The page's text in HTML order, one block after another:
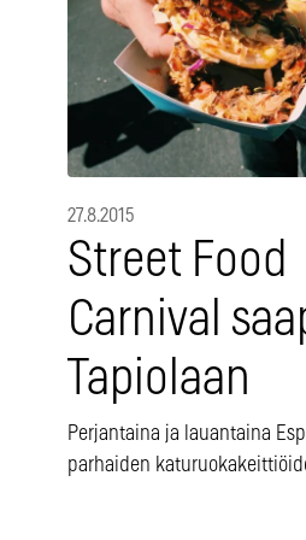
27.8.2015
Street Food
Carnival
Tapiolaan
Perjantaina ja lauantaina
parhaiden